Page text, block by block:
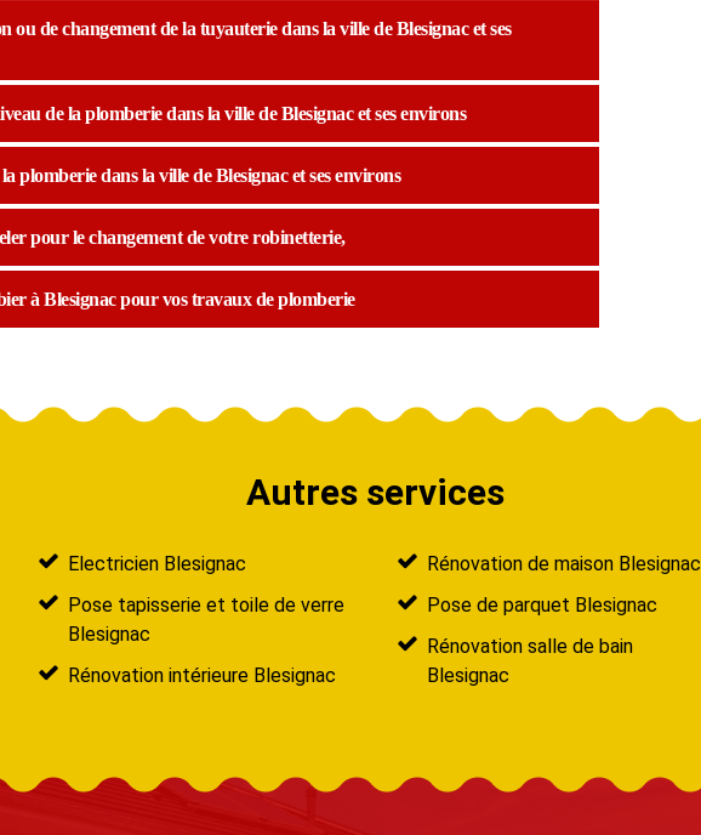
ou de changement de la tuyauterie dans la ville de Blesignac et ses
de la plomberie dans la ville de Blesignac et ses environs
plomberie dans la ville de Blesignac et ses environs
pour le changement de votre robinetterie,
à Blesignac pour vos travaux de plomberie
Autres services
Electricien Blesignac
Pose tapisserie et toile de verre
Blesignac
Rénovation intérieure Blesignac
Rénovation de maison Blesignac
Pose de parquet Blesignac
Rénovation salle de bain
Blesignac